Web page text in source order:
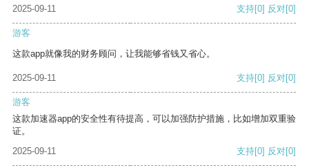
2025-09-11
支持[0] 反对[0]
游客
这款app就像我的财务顾问，让我能够省钱又省心。
2025-09-11 支持[0] 反对[0]
游客
这款加速器app的安全性有待提高，可以加强防护措施，比如增加双重验
证。
2025-09-11
支持[0] 反对[0]